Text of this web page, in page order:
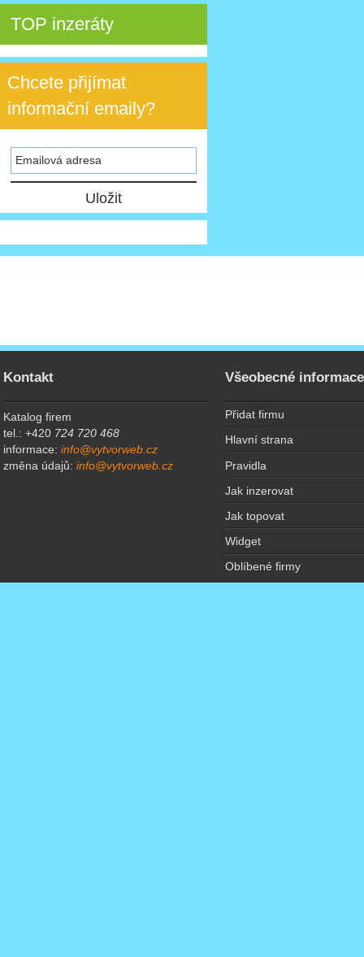
TOP inzeráty
Chcete přijímat
informační emaily?
Kontakt
Katalog firem
tel.: +420 724 720 468
informace:info@vytvorweb.cz
změna údajů:info@vytvorweb.cz
Všeobecné informace
Přidat firmu
Hlavní strana
Pravidla
Jak inzerovat
Jak topovat
Widget
Oblíbené firmy